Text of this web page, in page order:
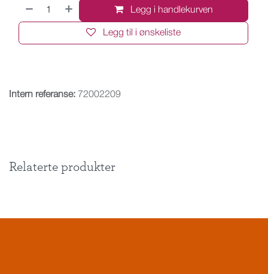
Legg i handlekurven
Legg til i ønskeliste
Intern referanse: 72002209
Relaterte produkter